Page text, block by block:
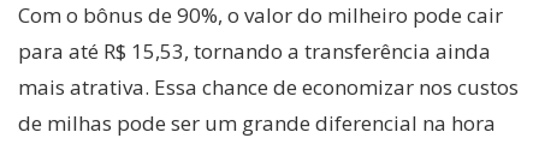
Com o bônus de 90%, o valor do milheiro pode cair
para até R$ 15,53, tornando a transferência ainda
mais atrativa. Essa chance de economizar nos custos
de milhas pode ser um grande diferencial na hora